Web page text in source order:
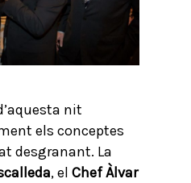
nit
els conceptes
desgranant. La
, el Chef Àlvar